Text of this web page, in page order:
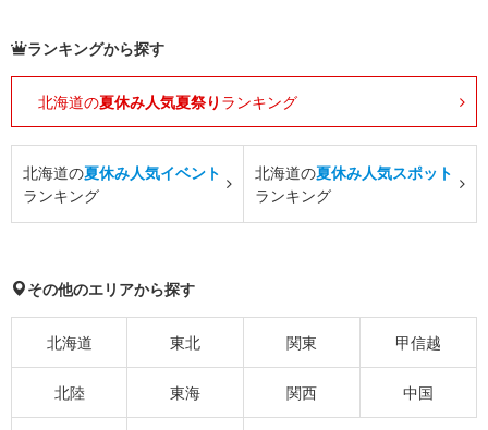
ランキングから探す
北海道の夏休み人気夏祭り ランキング
北海道の夏休み人気イベント
ランキング
北海道の夏休み人気スポット
ランキング
その他のエリアから探す
北海道 東北 関東 甲信越
北陸 東海 関西 中国